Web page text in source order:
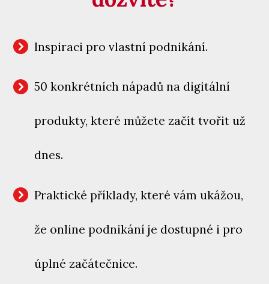
Inspiraci pro vlastní podnikání.
50 konkrétních nápadů na digitální
produkty, které můžete začít tvořit už
dnes.
Praktické příklady, které vám ukážou,
že online podnikání je dostupné i pro
úplné začátečnice.